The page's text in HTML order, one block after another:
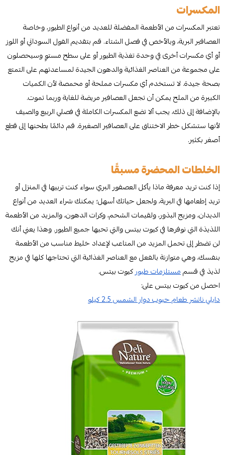
المكسرات
تعتبر المكسرات من الأطعمة المفضلة للعديد من أنواع الطيور، وخاصة
العصافير البرية، وبالأخص في فصل الشتاء. قم بتقديم الفول السوداني أو اللوز
أو أي مكسرات أخرى في وحدة تغذية الطيور أو على سطح مستوٍ وسيحصلون
على مجموعة من العناصر الغذائية والدهون الجيدة لمساعدتهم على التمتع
بصحة جيدة. لا تستخدم أي مكسرات مملحة أو محمصة لأن الكميات
الكبيرة من الملح يمكن أن تجعل العصافير مريضة للغاية وربما تموت.
بالإضافة إلى ذلك، يجب ألا تضع المكسرات الكاملة في فصلي الربيع والصيف
لأنها ستشكل خطر الاختناق على العصافير الصغيرة. قم دائمًا بطحنها إلى قطع
أصغر بكثير.
الخلطات المحضرة مسبقًا
إذا كنت تريد معرفة ماذا يأكل العصفور البري سواء كنت تربيها في المنزل أو
تريد إطعامها في البرية، ولجعل حياتك أسهل؛ يمكنك شراء العديد من أنواع
الديدان، ومزيج البذور، ولقيمات الشحم، وكرات الدهون، والمزيد من الأطعمة
اللذيذة التي نوفرها في كيوت بيتس والتي تحبها جميع الطيور. وهذا يعني أنك
لن تضطر إلى تحمل المزيد من المتاعب لإعداد خليط مناسب من الأطعمة
بنفسك، وهي متوازنة بالفعل مع العناصر الغذائية التي تحتاجها كلها في مزيج
لذيذ في قسممستلزمات طيوركيوت بيتس.
احصل من كيوت بيتس على:
دايلي ناتشر طعام حبوب دوار الشمس 2.5 كيلو